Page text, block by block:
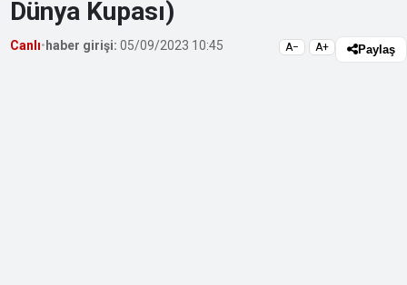
Dünya Kupası)
Canlı• haber girişi: 05/09/2023 10:45 A− A+ Paylaş